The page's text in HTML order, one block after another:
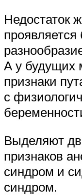
Недостаток
А у будущих
признаки
с
Выделяют
признаков
синдром и
синдром.